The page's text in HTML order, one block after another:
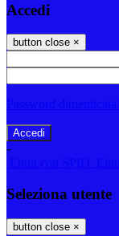
Accedi
button close ×
-
Seleziona utente
button close ×